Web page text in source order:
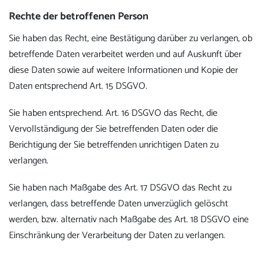
Rechte der betroffenen Person
Sie haben das Recht, eine Bestätigung darüber zu verlangen, ob
betreffende Daten verarbeitet werden und auf Auskunft über
diese Daten sowie auf weitere Informationen und Kopie der
Daten entsprechend Art. 15 DSGVO.
Sie haben entsprechend. Art. 16 DSGVO das Recht, die
Vervollständigung der Sie betreffenden Daten oder die
Berichtigung der Sie betreffenden unrichtigen Daten zu
verlangen.
Sie haben nach Maßgabe des Art. 17 DSGVO das Recht zu
verlangen, dass betreffende Daten unverzüglich gelöscht
werden, bzw. alternativ nach Maßgabe des Art. 18 DSGVO eine
Einschränkung der Verarbeitung der Daten zu verlangen.